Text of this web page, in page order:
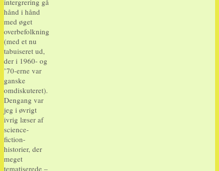
intergrering gå
hånd i hånd
med øget
overbefolkning
(med et nu
tabuiseret ud,
der i 1960- og
’70-erne var
ganske
omdiskuteret).
Dengang var
jeg i øvrigt
ivrig læser af
science-
fiction-
historier, der
meget
tematiserede –